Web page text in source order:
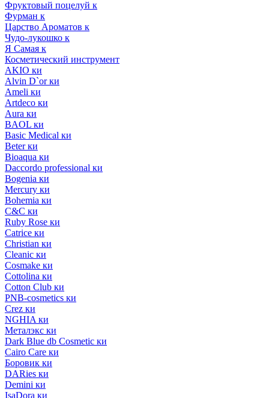
Фруктовый поцелуй к
Фурман к
Царство Ароматов к
Чудо-лукошко к
Я Самая к
Косметический инструмент
AKIO ки
Alvin D`or ки
Ameli ки
Artdeco ки
Aura ки
BAOL ки
Basic Medical ки
Beter ки
Bioaqua ки
Daccordo professional ки
Bogenia ки
Mercury ки
Bohemia ки
C&C ки
Ruby Rose ки
Catrice ки
Christian ки
Cleanic ки
Cosmake ки
Cottolina ки
Cotton Club ки
PNB-cosmetics ки
Crez ки
NGHIA ки
Металэкс ки
Dark Blue db Cosmetic ки
Cairo Care ки
Боровик ки
DARies ки
Demini ки
IsaDora ки